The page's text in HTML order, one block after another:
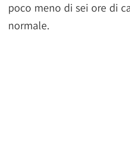
poco meno di sei ore di
normale.